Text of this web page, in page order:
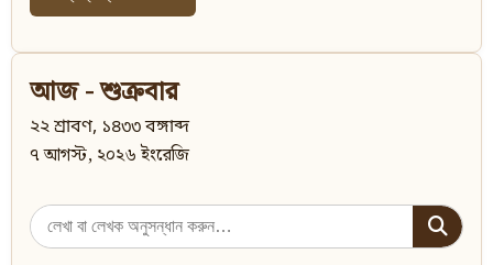
আজ - শুক্রবার
২২ শ্রাবণ, ১৪৩৩ বঙ্গাব্দ
৭ আগস্ট, ২০২৬ ইংরেজি
Search
for: